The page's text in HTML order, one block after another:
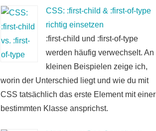
CSS: :first-child & :first-of-type
richtig einsetzen
:first-child und :first-of-type
werden häufig verwechselt. An
kleinen Beispielen zeige ich,
worin der Unterschied liegt und wie du mit
CSS tatsächlich das erste Element mit einer
bestimmten Klasse ansprichst.